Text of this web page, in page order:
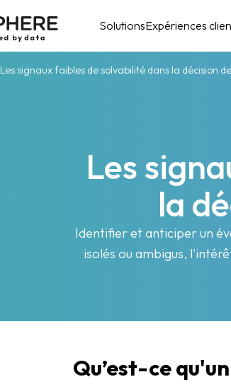
SolutionsExpériences
Les signaux faibles de solvabilité dans la décision
Les
la
Identifier et anticiper un
isolés ou ambigus,
Qu’est-ce